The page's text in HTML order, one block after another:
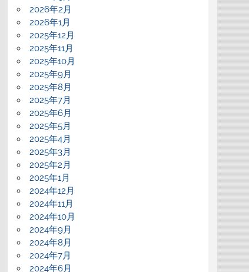
2026年2月
2026年1月
2025年12月
2025年11月
2025年10月
2025年9月
2025年8月
2025年7月
2025年6月
2025年5月
2025年4月
2025年3月
2025年2月
2025年1月
2024年12月
2024年11月
2024年10月
2024年9月
2024年8月
2024年7月
2024年6月